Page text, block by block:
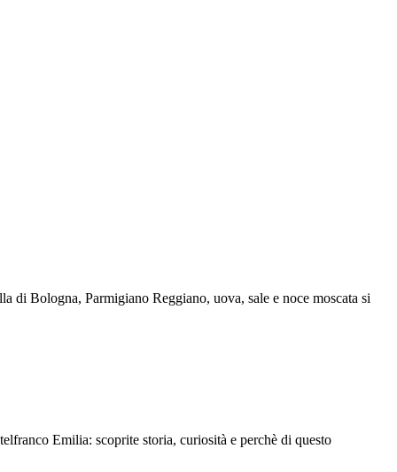
Bologna, Parmigiano Reggiano, uova, sale e noce moscata si
Emilia: scoprite storia, curiosità e perchè di questo